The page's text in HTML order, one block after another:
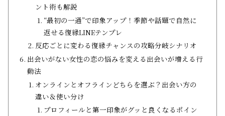
ント術も解説
“最初の一通”で印象アップ！季節や話題で自然に
返せる復縁LINEテンプレ
反応ごとに変わる復縁チャンスの攻略分岐シナリオ
出会いがない女性の恋の悩みを変える出会いが増える行
動法
オンラインとオフラインどちらを選ぶ？出会い方の
違い＆使い分け
プロフィールと第一印象がグッと良くなるポイン